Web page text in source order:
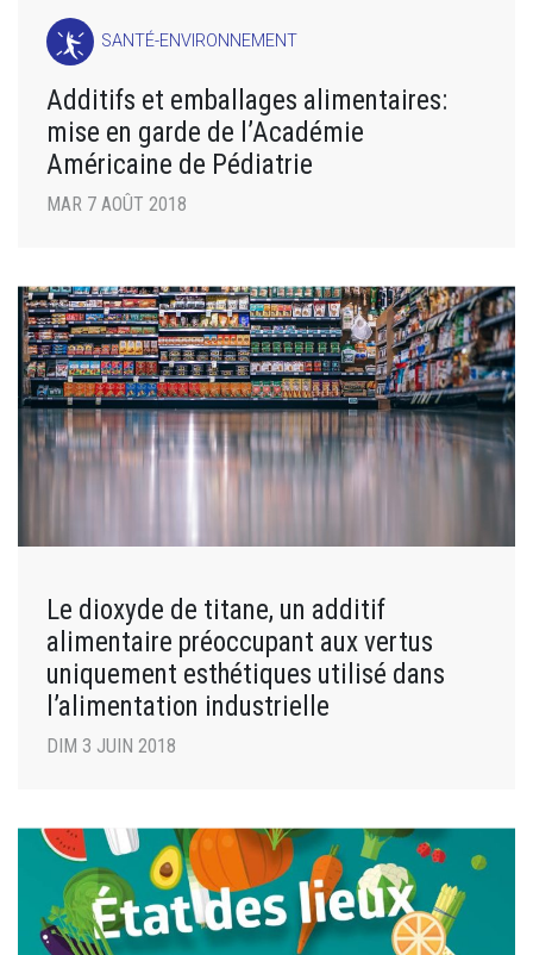
SANTÉ-ENVIRONNEMENT
Additifs et emballages alimentaires:
mise en garde de l’Académie
Américaine de Pédiatrie
MAR 7 AOÛT 2018
Le dioxyde de titane, un additif
alimentaire préoccupant aux vertus
uniquement esthétiques utilisé dans
l’alimentation industrielle
DIM 3 JUIN 2018